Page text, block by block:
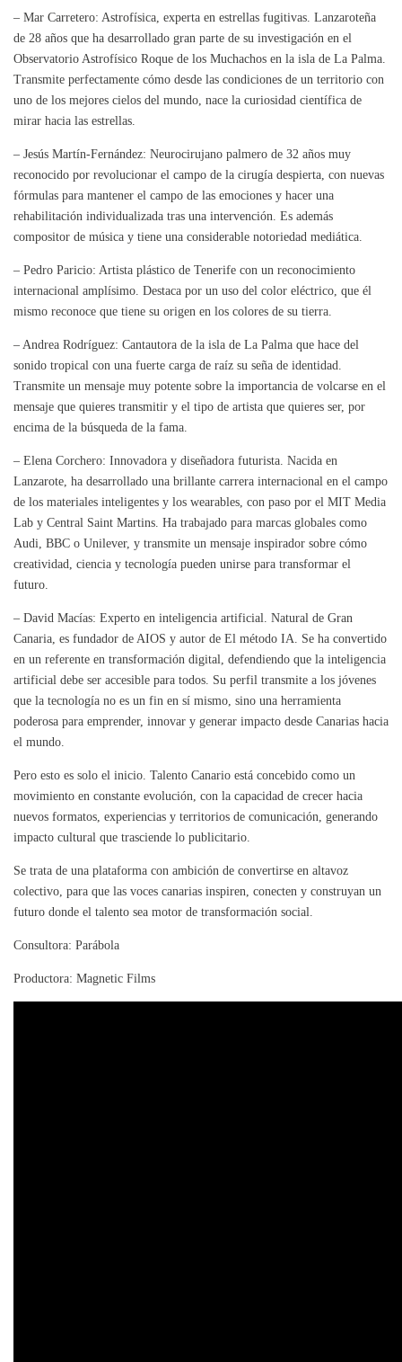
– Mar Carretero: Astrofísica, experta en estrellas fugitivas. Lanzaroteña
de 28 años que ha desarrollado gran parte de su investigación en el
Observatorio Astrofísico Roque de los Muchachos en la isla de La Palma.
Transmite perfectamente cómo desde las condiciones de un territorio con
uno de los mejores cielos del mundo, nace la curiosidad científica de
mirar hacia las estrellas.
– Jesús Martín-Fernández: Neurocirujano palmero de 32 años muy
reconocido por revolucionar el campo de la cirugía despierta, con nuevas
fórmulas para mantener el campo de las emociones y hacer una
rehabilitación individualizada tras una intervención. Es además
compositor de música y tiene una considerable notoriedad mediática.
– Pedro Paricio: Artista plástico de Tenerife con un reconocimiento
internacional amplísimo. Destaca por un uso del color eléctrico, que él
mismo reconoce que tiene su origen en los colores de su tierra.
– Andrea Rodríguez: Cantautora de la isla de La Palma que hace del
sonido tropical con una fuerte carga de raíz su seña de identidad.
Transmite un mensaje muy potente sobre la importancia de volcarse en el
mensaje que quieres transmitir y el tipo de artista que quieres ser, por
encima de la búsqueda de la fama.
– Elena Corchero: Innovadora y diseñadora futurista. Nacida en
Lanzarote, ha desarrollado una brillante carrera internacional en el campo
de los materiales inteligentes y los wearables, con paso por el MIT Media
Lab y Central Saint Martins. Ha trabajado para marcas globales como
Audi, BBC o Unilever, y transmite un mensaje inspirador sobre cómo
creatividad, ciencia y tecnología pueden unirse para transformar el
futuro.
– David Macías: Experto en inteligencia artificial. Natural de Gran
Canaria, es fundador de AIOS y autor de El método IA. Se ha convertido
en un referente en transformación digital, defendiendo que la inteligencia
artificial debe ser accesible para todos. Su perfil transmite a los jóvenes
que la tecnología no es un fin en sí mismo, sino una herramienta
poderosa para emprender, innovar y generar impacto desde Canarias hacia
el mundo.
Pero esto es solo el inicio. Talento Canario está concebido como un
movimiento en constante evolución, con la capacidad de crecer hacia
nuevos formatos, experiencias y territorios de comunicación, generando
impacto cultural que trasciende lo publicitario.
Se trata de una plataforma con ambición de convertirse en altavoz
colectivo, para que las voces canarias inspiren, conecten y construyan un
futuro donde el talento sea motor de transformación social.
Consultora: Parábola
Productora: Magnetic Films